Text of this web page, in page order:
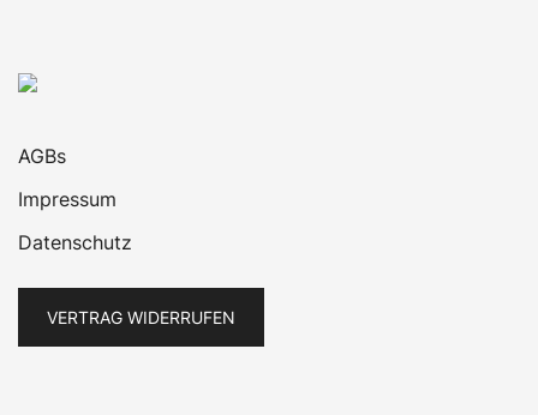
AGBs
Impressum
Datenschutz
VERTRAG WIDERRUFEN